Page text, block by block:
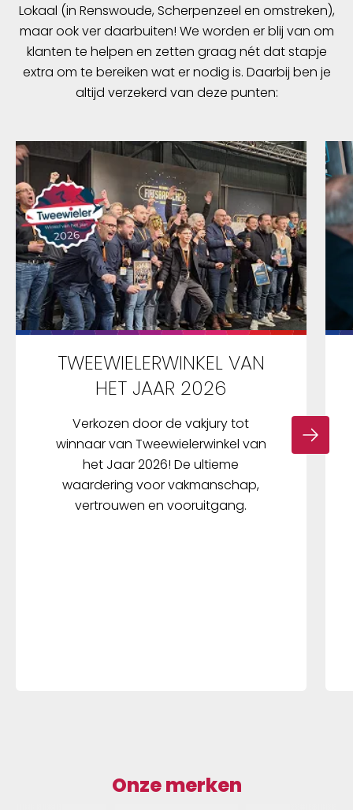
Lokaal (in Renswoude, Scherpenzeel en omstreken),
maar ook ver daarbuiten! We worden er blij van om
klanten te helpen en zetten graag nét dat stapje
extra om te bereiken wat er nodig is. Daarbij ben je
altijd verzekerd van deze punten:
TWEEWIELERWINKEL VAN
HET JAAR 2026
Verkozen door de vakjury tot
winnaar van Tweewielerwinkel van
het Jaar 2026! De ultieme
waardering voor vakmanschap,
vertrouwen en vooruitgang.
Onze merken